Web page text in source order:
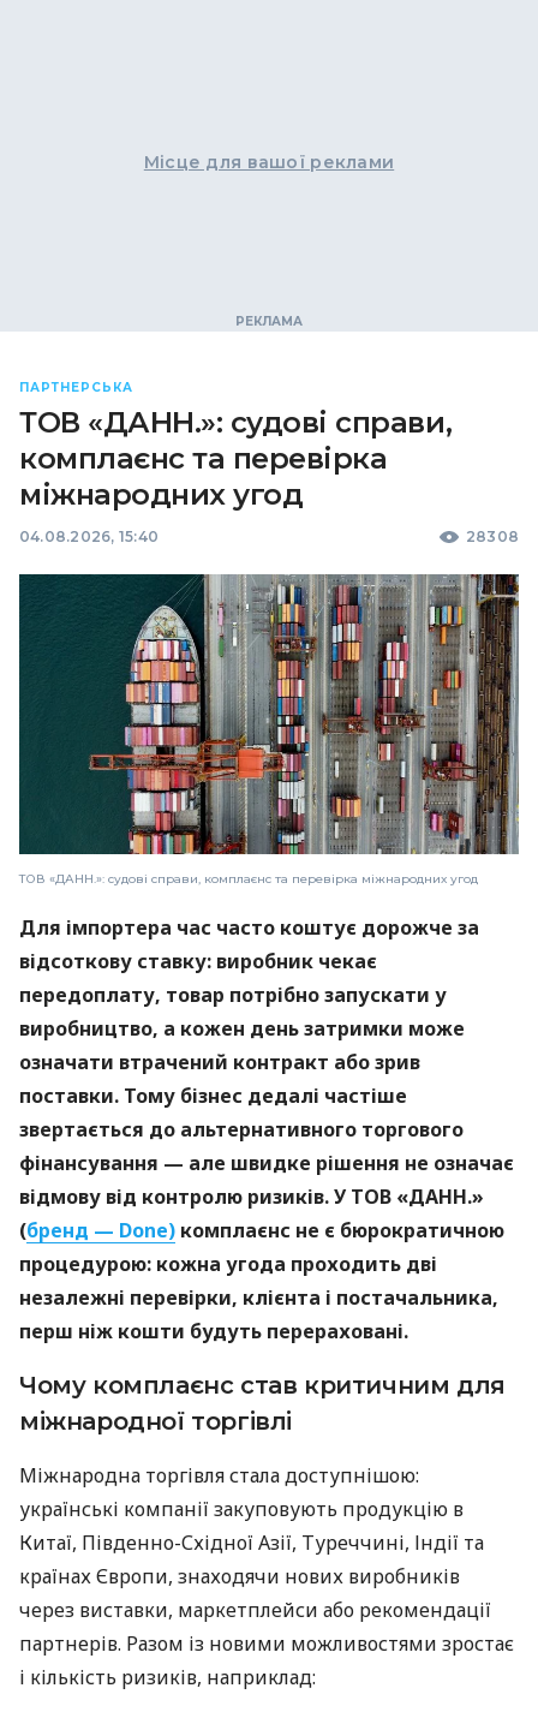
Місце для вашої реклами
ПАРТНЕРСЬКА
ТОВ «ДАНН.»: судові справи,
комплаєнс та перевірка
міжнародних угод
04.08.2026, 15:40 28308
ТОВ «ДАНН.»: судові справи, комплаєнс та перевірка міжнародних угод
Для імпортера час часто коштує дорожче за
відсоткову ставку: виробник чекає
передоплату, товар потрібно запускати у
виробництво, а кожен день затримки може
означати втрачений контракт або зрив
поставки. Тому бізнес дедалі частіше
звертається до альтернативного торгового
фінансування — але швидке рішення не означає
відмову від контролю ризиків. У ТОВ «ДАНН.»
(бренд — Done) комплаєнс не є бюрократичною
процедурою: кожна угода проходить дві
незалежні перевірки, клієнта і постачальника,
перш ніж кошти будуть перераховані.
Чому комплаєнс став критичним для
міжнародної торгівлі
Міжнародна торгівля стала доступнішою:
українські компанії закуповують продукцію в
Китаї, Південно-Східної Азії, Туреччині, Індії та
країнах Європи, знаходячи нових виробників
через виставки, маркетплейси або рекомендації
партнерів. Разом із новими можливостями зростає
і кількість ризиків, наприклад: